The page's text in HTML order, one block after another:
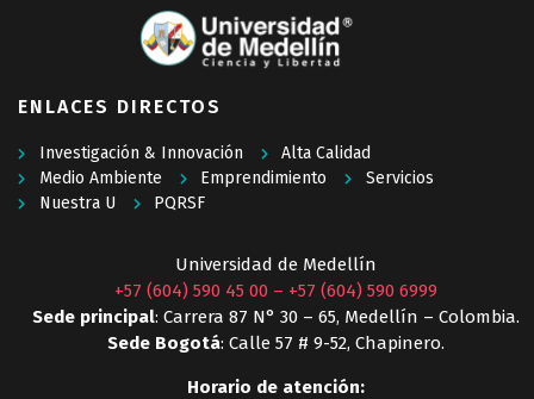
ENLACES DIRECTOS
Investigación & Innovación
Alta Calidad
Medio Ambiente
Emprendimiento
Servicios
Nuestra U
PQRSF
Universidad de Medellín
+57 (604) 590 45 00 – +57 (604) 590 6999
Sede principal: Carrera 87 N° 30 – 65, Medellín – Colombia.
Sede Bogotá: Calle 57 # 9-52, Chapinero.
Horario de atención: